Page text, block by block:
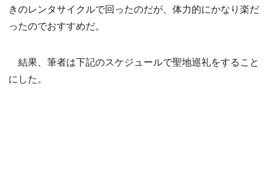
きのレンタサイクルで回ったのだが、体力的にかなり楽だ
ったのでおすすめだ。
結果、筆者は下記のスケジュールで聖地巡礼をすること
にした。